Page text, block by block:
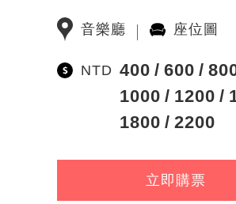
音樂廳 座位圖
NTD 400 600
1000
1200
1800
2200
立即購票